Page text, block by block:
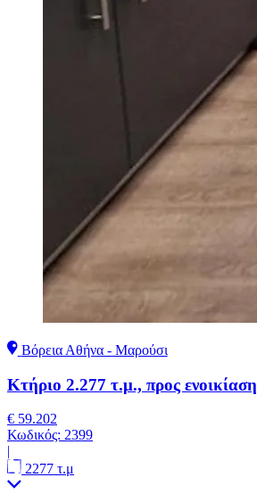
Βόρεια Αθήνα - Μαρούσι
Κτήριο 2.277 τ.μ., προς ενοικίαση
€ 59.202
Κωδικός: 2399
|
2277 τ.μ